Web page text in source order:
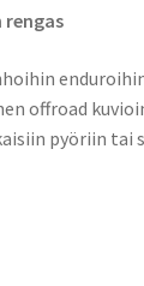
offroad
pyöriin tai